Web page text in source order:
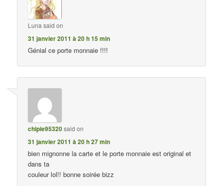
Luna said on
31 janvier 2011 à 20 h 15 min
Génial ce porte monnaie !!!!
chipie95320said on
31 janvier 2011 à 20 h 27 min
bien mignonne la carte et le porte monnaie est original et
dans ta
couleur lol!! bonne soirée bizz